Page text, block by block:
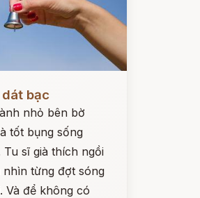
bạc
nhỏ bên bờ
tốt bụng sống
sĩ già thích ngồi
từng đợt sóng
Và để không có